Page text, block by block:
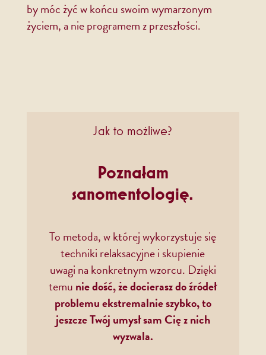
by móc żyć w końcu swoim wymarzonym
życiem, a nie programem z przeszłości.
Jak to możliwe?
Poznałam
sanomentologię.
To metoda, w której wykorzystuje się
techniki relaksacyjne i skupienie
uwagi na konkretnym wzorcu. Dzięki
temu nie dość, że docierasz do źródeł
problemu ekstremalnie szybko, to
jeszcze Twój umysł sam Cię z nich
wyzwala.